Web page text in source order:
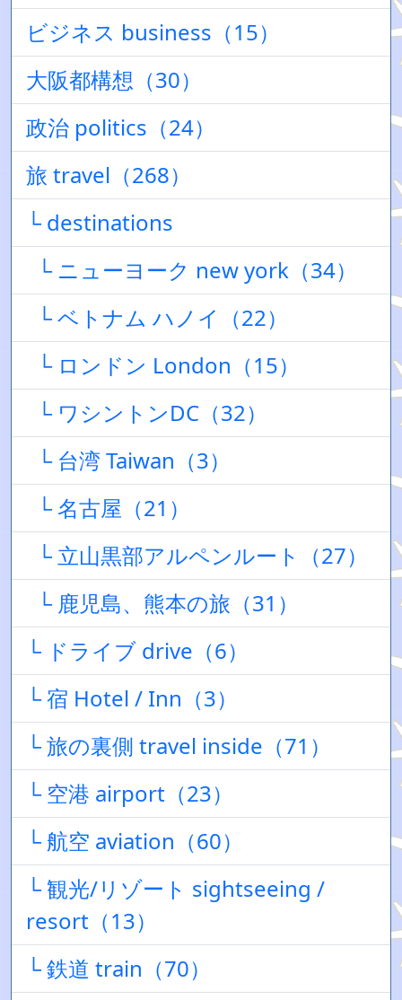
ビジネス business（15）
大阪都構想（30）
政治 politics（24）
旅 travel（268）
└ destinations
└ ニューヨーク new york（34）
└ ベトナム ハノイ（22）
└ ロンドン London（15）
└ ワシントンDC（32）
└ 台湾 Taiwan（3）
└ 名古屋（21）
└ 立山黒部アルペンルート（27）
└ 鹿児島、熊本の旅（31）
└ ドライブ drive（6）
└ 宿 Hotel / Inn（3）
└ 旅の裏側 travel inside（71）
└ 空港 airport（23）
└ 航空 aviation（60）
└ 観光/リゾート sightseeing /
resort（13）
└ 鉄道 train（70）